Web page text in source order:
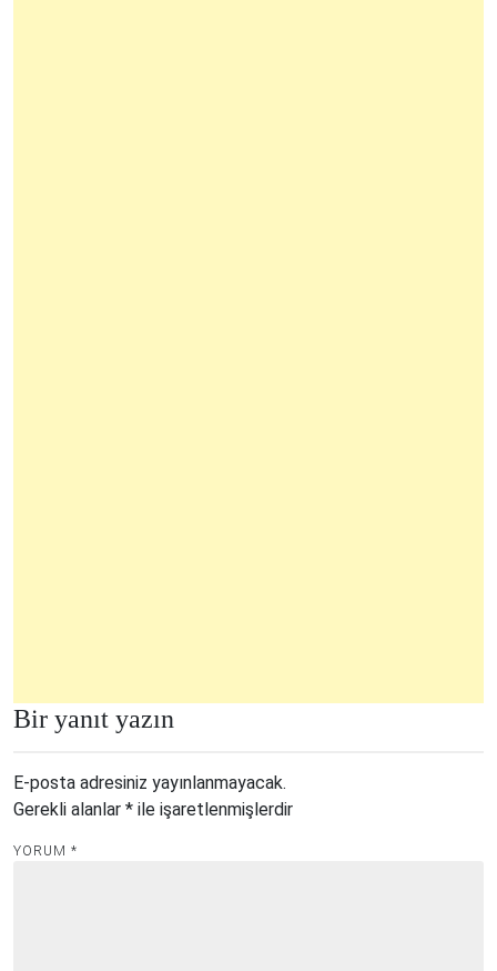
Bir yanıt yazın
E-posta adresiniz yayınlanmayacak.
Gerekli alanlar * ile işaretlenmişlerdir
YORUM *